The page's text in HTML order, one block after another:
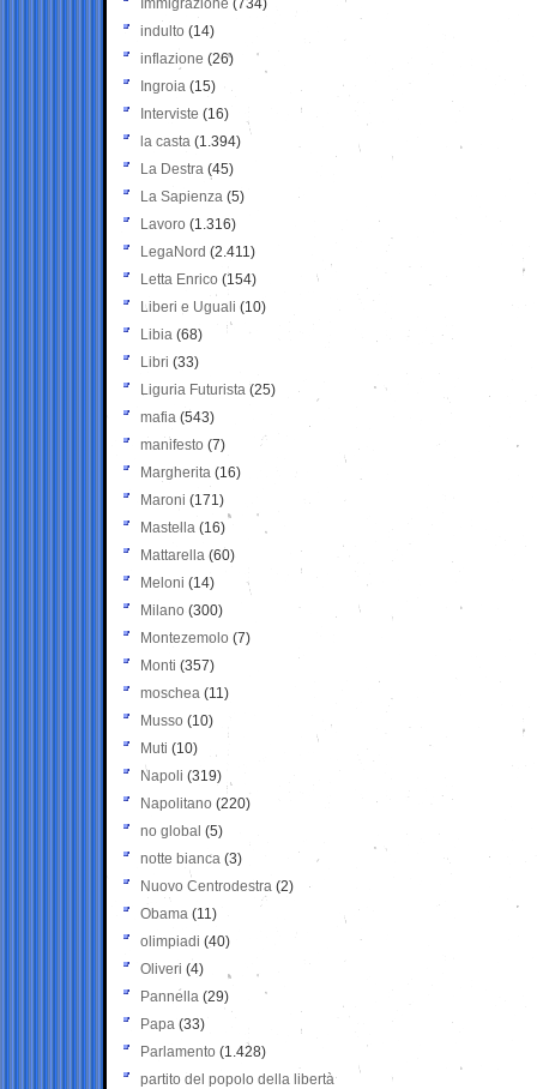
Immigrazione (734)
indulto (14)
inflazione (26)
Ingroia (15)
Interviste (16)
la casta (1.394)
La Destra (45)
La Sapienza (5)
Lavoro (1.316)
LegaNord (2.411)
Letta Enrico (154)
Liberi e Uguali (10)
Libia (68)
Libri (33)
Liguria Futurista (25)
mafia (543)
manifesto (7)
Margherita (16)
Maroni (171)
Mastella (16)
Mattarella (60)
Meloni (14)
Milano (300)
Montezemolo (7)
Monti (357)
moschea (11)
Musso (10)
Muti (10)
Napoli (319)
Napolitano (220)
no global (5)
notte bianca (3)
Nuovo Centrodestra (2)
Obama (11)
olimpiadi (40)
Oliveri (4)
Pannella (29)
Papa (33)
Parlamento (1.428)
partito del popolo della libertà